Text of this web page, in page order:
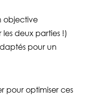
objective
deux parties !)
pour un
pour optimiser ces